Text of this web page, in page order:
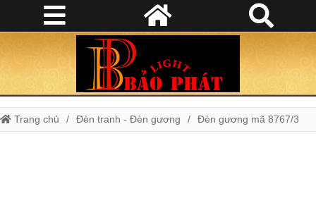
Trang chủ Đèn tranh - Đèn gương Đèn gương mã 8767/3